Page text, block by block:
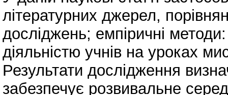
літературних джерел,
досліджень; емпіричні
діяльністю учнів на уроках
Результати дослідження
забезпечує розвивальне